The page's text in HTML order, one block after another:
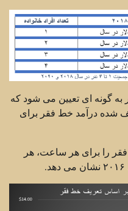
گونه ای تعیین می شود که
شده درآمد خط فقر برای
را برای هر ساعت، هر